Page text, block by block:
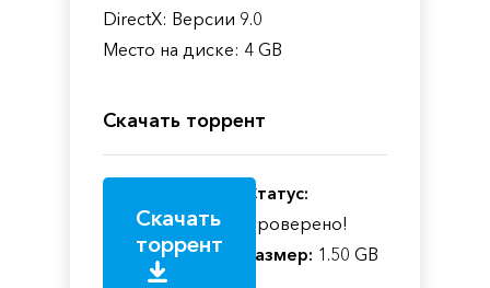
DirectX: Версии 9.0
Место на диске: 4 GB
Скачать торрент
Скачать
торрент
Статус:
Проверено!
Размер: 1.50 GB